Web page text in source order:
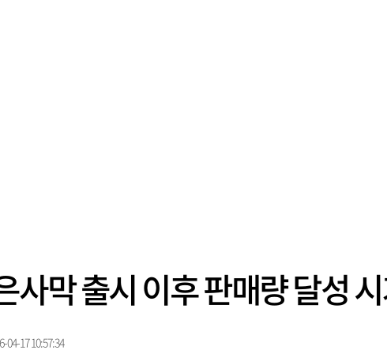
사막 출시 이후 판매량 달성
04-17 10:57:34